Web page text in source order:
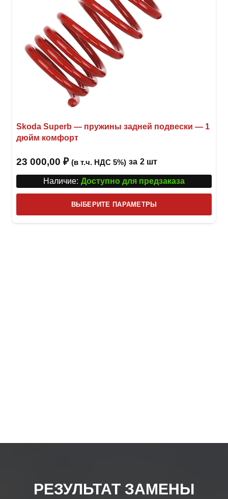
Skoda Superb — пружины задней подвески — 1
дюйм комфорт
23 000,00 ₽ (в т.ч. НДС 5%) за 2 шт
Наличие: Доступно для предзаказа
ВЫБЕРИТЕ ПАРАМЕТРЫ
товар
РЕЗУЛЬТАТ ЗАМЕНЫ